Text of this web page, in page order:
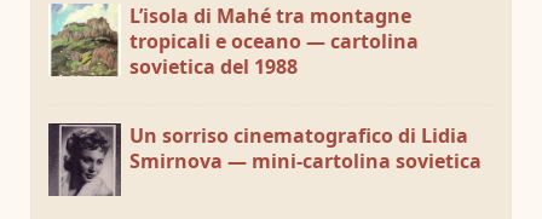
L’isola di Mahé tra montagne
tropicali e oceano — cartolina
sovietica del 1988
Un sorriso cinematografico di Lidia
Smirnova — mini-cartolina sovietica